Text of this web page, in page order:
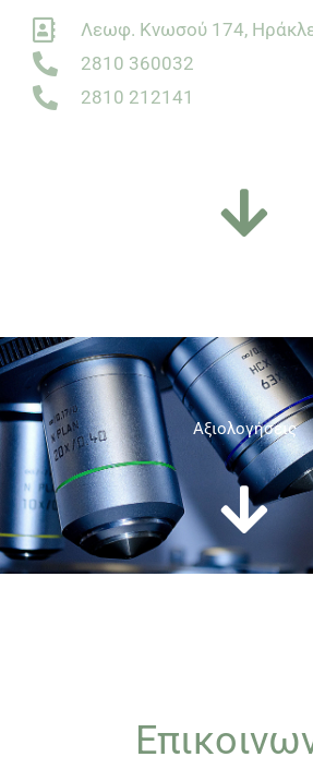
Λεωφ. Κνωσού 174,
2810 360032
2810 212141
Aξιολογήσεις